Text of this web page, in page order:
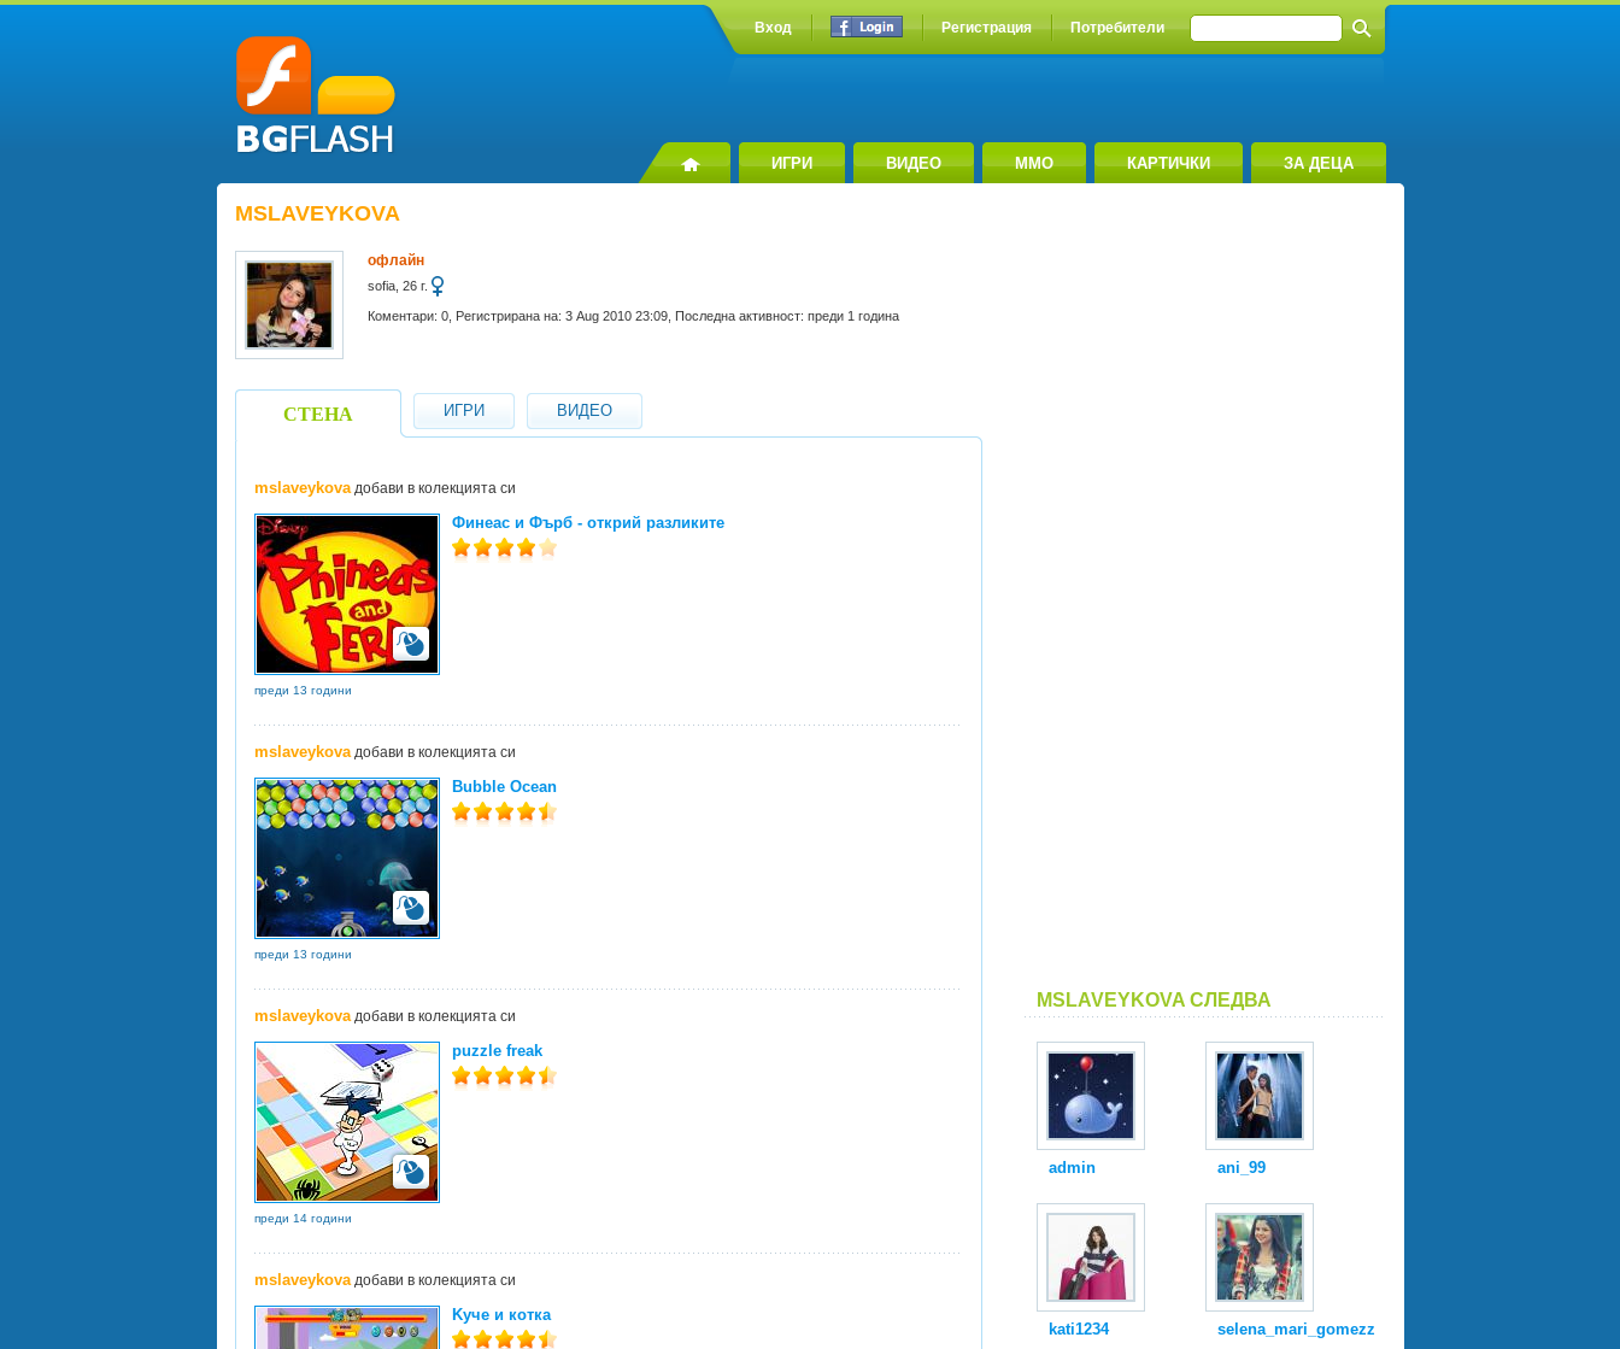
Вход Регистрация Потребители
ИГРИ ВИДЕО MMO КАРТИЧКИ ЗА ДЕЦА
MSLAVEYKOVA
офлайн
sofia, 26 г.
Коментари: 0, Регистрирана на: 3 Aug 2010 23:09, Последна активност: преди 1 година
СТЕНА ИГРИ ВИДЕО
mslaveykovaдобави в колекцията си
Финеас и Фърб - открий разликите
преди 13 години
mslaveykovaдобави в колекцията си
Bubble Ocean
преди 13 години
mslaveykovaдобави в колекцията си
puzzle freak
преди 14 години
mslaveykovaдобави в колекцията си
Kyче и котка
MSLAVEYKOVA СЛЕДВА
admin ani_99
kati1234 selena_mari_gomezz